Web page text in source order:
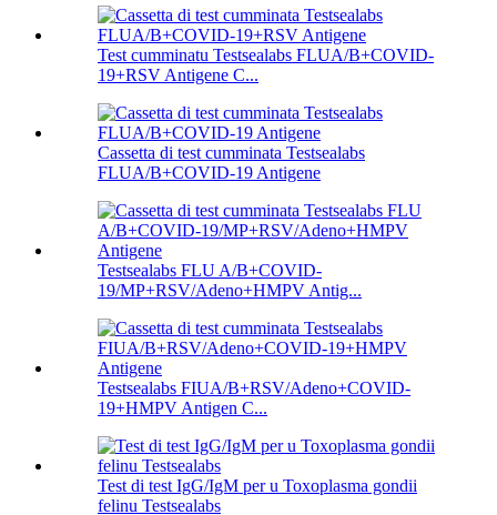
Test cumminatu Testsealabs FLUA/B+COVID-
19+RSV Antigene C...
Cassetta di test cumminata Testsealabs
FLUA/B+COVID-19 Antigene
Testsealabs FLU A/B+COVID-
19/MP+RSV/Adeno+HMPV Antig...
Testsealabs FIUA/B+RSV/Adeno+COVID-
19+HMPV Antigen C...
Test di test IgG/IgM per u Toxoplasma gondii
felinu Testsealabs